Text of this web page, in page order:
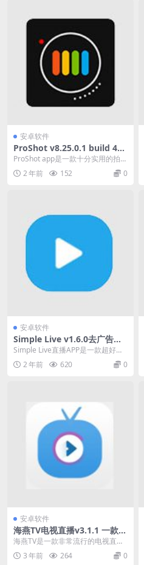
安卓软件
ProShot v8.25.0.1 build 463
一款十分实用的拍照软件，可
随时调整相机参数
ProShot app是一款十分实用的拍照
软件。软件为用户提供了专业的相
机拍照功...
2 年前 152 0
安卓软件
Simple Live v1.6.0去广告纯
净版 聚合B站、虎牙、斗鱼、
抖音直播软件
Simple Live直播APP是一款超好用
超方便的软件，里面包含了游戏、
体育、...
2 年前 620 0
安卓软件
海燕TV电视直播v3.1.1 一款非
常流行的电视直播软件
海燕TV是一款非常流行的电视直播
软件。 这里有很多高质量、好看的
电视频道。 只需...
3 年前 264 0